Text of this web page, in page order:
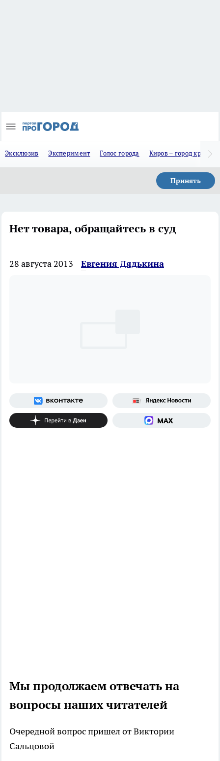
Эксклюзив Эксперимент Голос города Киров – город
Принять
Нет товара, обращайтесь в суд
28 августа 2013 Евгения Дядькина
Мы продолжаем отвечать на
вопросы наших читателей
Очередной вопрос пришел от Виктории
Сальцовой